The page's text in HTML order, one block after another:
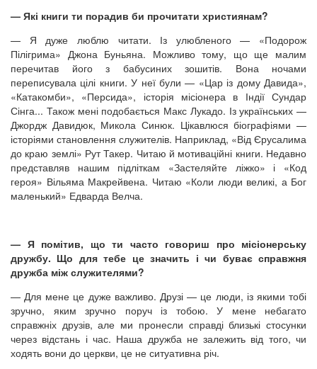
— Які книги ти порадив би прочитати християнам?
— Я дуже люблю читати. Із улюбленого — «Подорож
Пілігрима» Джона Буньяна. Можливо тому, що ще малим
перечитав його з бабусиних зошитів. Вона ночами
переписувала цілі книги. У неї були — «Цар із дому Давида»,
«Катакомби», «Персида», історія місіонера в Індії Сундар
Сінга... Також мені подобається Макс Лукадо. Із українських —
Джордж Давидюк, Микола Синюк. Цікавлюся біографіями —
історіями становлення служителів. Наприклад, «Від Єрусалима
до краю землі» Рут Такер. Читаю й мотиваційні книги. Недавно
представляв нашим підліткам «Застеляйте ліжко» і «Код
героя» Вільяма Макрейвена. Читаю «Коли люди великі, а Бог
маленький» Едварда Велча.
— Я помітив, що ти часто говориш про місіонерську
дружбу. Що для тебе це значить і чи буває справжня
дружба між служителями?
— Для мене це дуже важливо. Друзі — це люди, із якими тобі
зручно, яким зручно поруч із тобою. У мене небагато
справжніх друзів, але ми пронесли справді близькі стосунки
через відстань і час. Наша дружба не залежить від того, чи
ходять вони до церкви, це не ситуативна річ.